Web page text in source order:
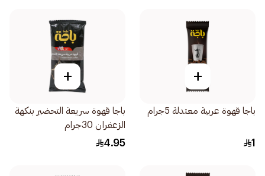
+
باجا قهوة عربية معتدلة 5جرام
1
+
باجا قهوة سريعة التحضير بنكهة
الزعفران 30جرام
4.95